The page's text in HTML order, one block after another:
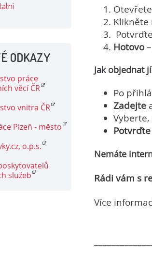
Klikněte
Hotovo
Jak objednat
Po
Zadejte
Nemáte
Rádi vám s
Více
ODKAZY
práce
věcí ČR
vnitra ČR
Plzeň - město
o.p.s.
služeb